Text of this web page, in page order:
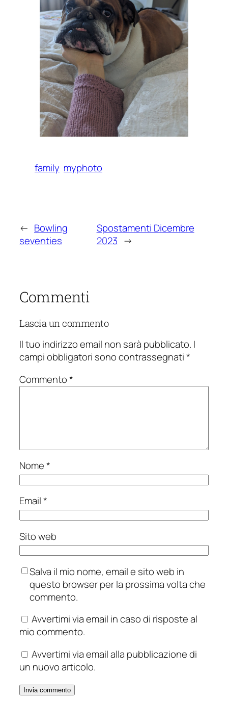
family myphoto
← Bowling
seventies
Spostamenti Dicembre
2023 →
Commenti
Lascia un commento
Il tuo indirizzo email non sarà pubblicato. I
campi obbligatori sono contrassegnati*
Commento*
Nome*
Email*
Sito web
Salva il mio nome, email e sito web in
questo browser per la prossima volta che
commento.
Avvertimi via email in caso di risposte al
mio commento.
Avvertimi via email alla pubblicazione di
un nuovo articolo.